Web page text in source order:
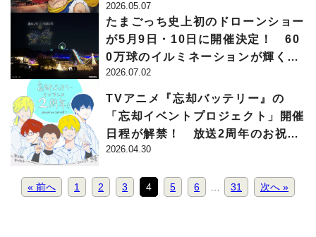
ョーや「サンジの海賊レストラン」
が登場
2026.05.07
たまごっち史上初のドローンショー
が5月9日・10日に開催決定！ 60
0万球のイルミネーションが輝く
「さがみ湖イルミリオン」コラボの
フィナーレを飾る
2026.07.02
TVアニメ『忘却バッテリー』の
「忘却イベントプロジェクト」開催
日程が解禁！ 放送2周年のお祝い
イラスト＆コメントも公開に!!
2026.04.30
« 前へ 1 2 3 4 5 6 … 31 次へ »